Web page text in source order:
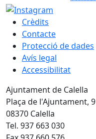
Crèdits
Contacte
Protecció de dades
Avís legal
Accessibilitat
Ajuntament de Calella
Plaça de l'Ajuntament, 9
08370 Calella
Tel. 937 663 030